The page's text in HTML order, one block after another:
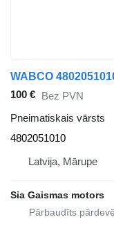
100 € Bez PVN
Pneimatiskais vārsts
4802051010
Latvija, Mārupe
Sia Gaismas motors